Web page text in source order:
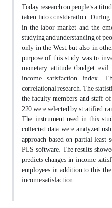
Today, research on people's
taken into consideration.
in the labor market and the
studying and understanding of
only in the West, but also in
purpose of this study was to
monetary attitude (budget,
income satisfaction index.
correlational research. The
the faculty members and staff
220 were selected by stratified
The instrument used in this
collected data were analyzed
approach based on partial least
PLS software. The results
predicts changes in income
employees, in addition to this,
income satisfaction.